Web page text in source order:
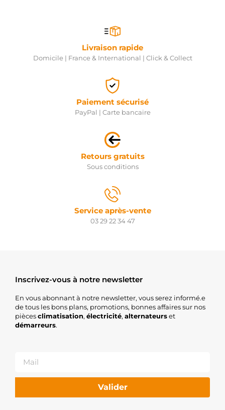
Livraison rapide
Domicile | France & International | Click & Collect
Paiement sécurisé
PayPal | Carte bancaire
Retours gratuits
Sous conditions
Service après-vente
03 29 22 34 47
Inscrivez-vous à notre newsletter
En vous abonnant à notre newsletter, vous serez informé.e
de tous les bons plans, promotions, bonnes affaires sur nos
piècesclimatisation, électricité, alternateurset
démarreurs.
Valider